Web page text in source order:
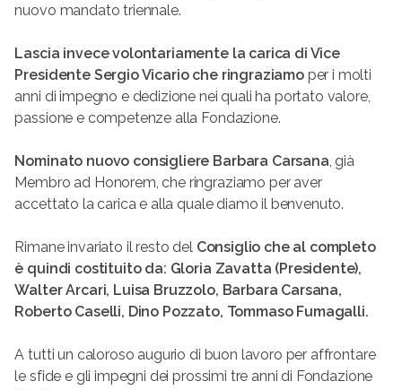
nuovo mandato triennale.
Lascia invece volontariamente la carica di Vice
Presidente Sergio Vicario che ringraziamoper i molti
anni di impegno e dedizione nei quali ha portato valore,
passione e competenze alla Fondazione.
Nominato nuovo consigliere Barbara Carsana , già
Membro ad Honorem, che ringraziamo per aver
accettato la carica e alla quale diamo il benvenuto.
Rimane invariato il resto del Consiglio che al completo
è quindi costituito da: Gloria Zavatta (Presidente),
Walter Arcari, Luisa Bruzzolo, Barbara Carsana,
Roberto Caselli, Dino Pozzato, Tommaso Fumagalli.
A tutti un caloroso augurio di buon lavoro per affrontare
le sfide e gli impegni dei prossimi tre anni di Fondazione